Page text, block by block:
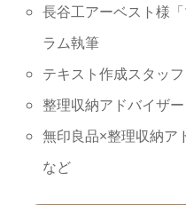
長谷工アーベスト様
ラム執筆
テキスト作成スタッフ
整理収納アドバイザ
無印良品×整理収納ア
など